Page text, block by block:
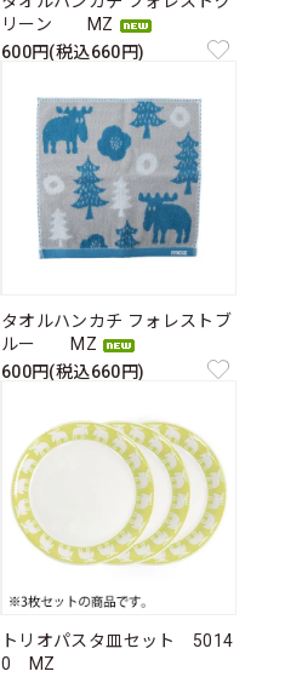
リーン MZ
600円(税込660円)
タオルハンカチ フォレストブ
ルー MZ
600円(税込660円)
トリオパスタ皿セット 5014
0 MZ